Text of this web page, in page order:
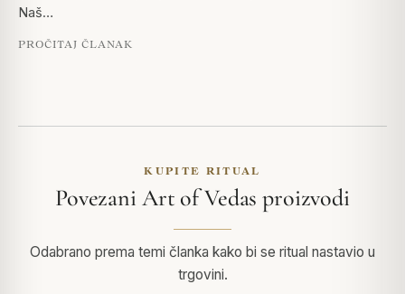
Naš…
PROČITAJ ČLANAK
KUPITE RITUAL
Povezani Art of Vedas proizvodi
Odabrano prema temi članka kako bi se ritual nastavio u
trgovini.